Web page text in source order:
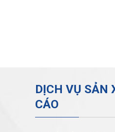
DỊCH VỤ SẢN
CÁO